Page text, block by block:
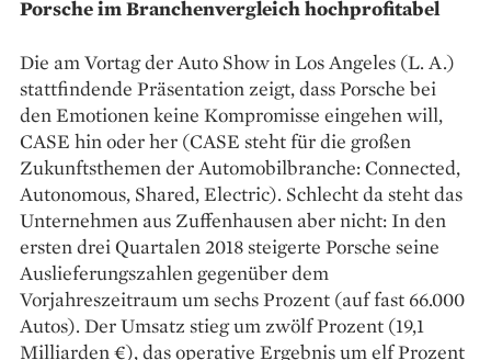
Porsche im Branchenvergleich hochprofitabel
Die am Vortag der Auto Show in Los Angeles (L. A.)
stattfindende Präsentation zeigt, dass Porsche bei
den Emotionen keine Kompromisse eingehen will,
CASE hin oder her (CASE steht für die großen
Zukunftsthemen der Automobilbranche: Connected,
Autonomous, Shared, Electric). Schlecht da steht das
Unternehmen aus Zuffenhausen aber nicht: In den
ersten drei Quartalen 2018 steigerte Porsche seine
Auslieferungszahlen gegenüber dem
Vorjahreszeitraum um sechs Prozent (auf fast 66.000
Autos). Der Umsatz stieg um zwölf Prozent (19,1
Milliarden €), das operative Ergebnis um elf Prozent